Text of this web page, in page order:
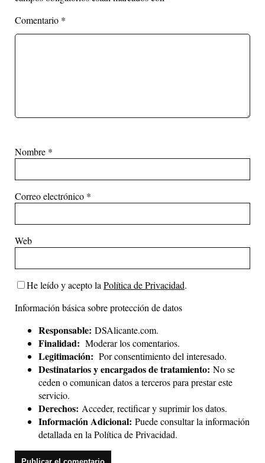
Comentario *
Nombre *
Correo electrónico *
Web
He leído y acepto la Política de Privacidad.
Información básica sobre protección de datos
Responsable: DSAlicante.com.
Finalidad: Moderar los comentarios.
Legitimación: Por consentimiento del interesado.
Destinatarios y encargados de tratamiento: No se
ceden o comunican datos a terceros para prestar este
servicio.
Derechos: Acceder, rectificar y suprimir los datos.
Información Adicional: Puede consultar la información
detallada en la Política de Privacidad.